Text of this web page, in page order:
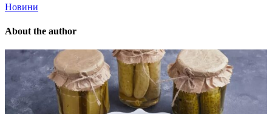
Новини
About the author